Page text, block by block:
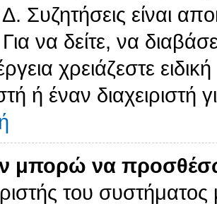
Συζητήσεις είναι
να δείτε, να
χρειάζεστε
ή έναν διαχειριστή
μπορώ να
του